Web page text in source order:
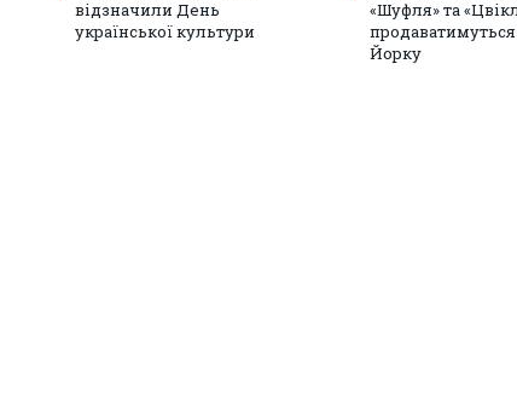
відзначили День
української культури
«Шуфля» та
Йорку